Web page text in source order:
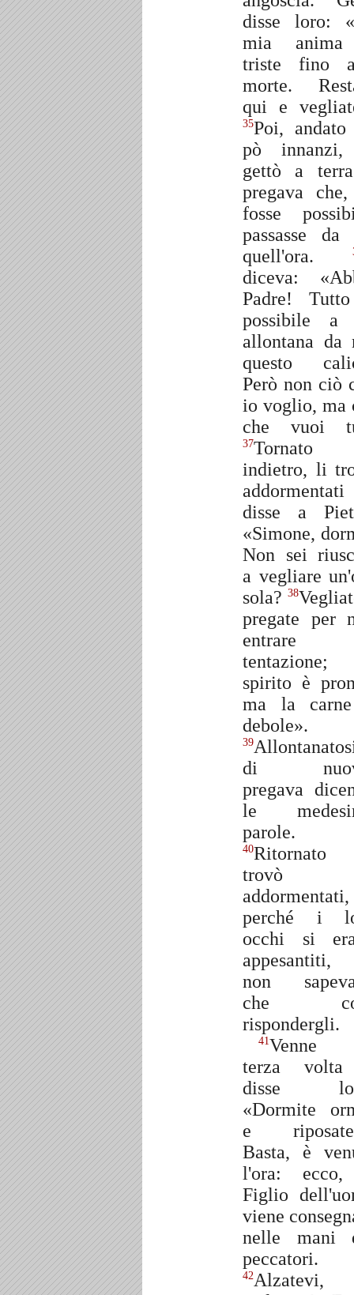
disse loro:
mia
triste fino
morte.
qui e
35Poi, andato
pò
gettò a
pregava
fosse
passasse
quell'ora.
diceva:
Padre!
possibile a
allontana da
questo
Però non ciò
io voglio, ma
che vuoi
37Tornato
indietro, li
disse a
«Simone,
Non sei
a vegliare
sola? 38
pregate per
entrare
spirito è
ma la
debole».
39
di
pregava
le
parole.
40
trovò
addormentati,
perché i
occhi si
non
che
rispondergli.
41Venne
terza
disse
«Dormite
e
Basta, è
l'ora:
Figlio
viene
nelle mani
peccatori.
42Alzatevi,